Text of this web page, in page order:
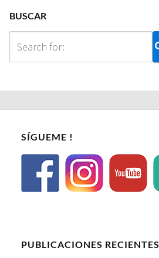
BUSCAR
SÍGUEME !
PUBLICACIONES RECIENTES